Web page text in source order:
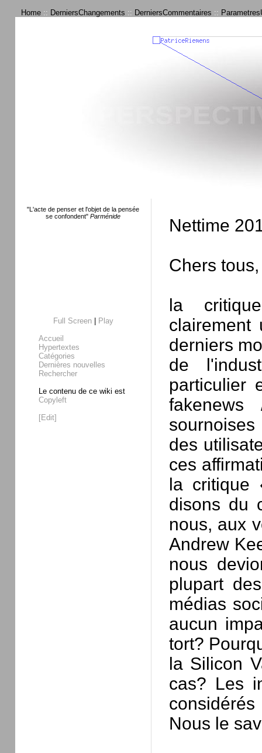
Home :: DerniersChangements :: DerniersCommentaires ::
"L'acte de penser et l'objet de la pensée
se confondent" Parménide
Full Screen|
Play
Accueil
Hypertextes
Catégories
Dernières nouvelles
Rechercher
Le contenu de ce wiki est
Copyleft
[Edit]
Nettime
Chers tous,
la
clairement
derniers
de
particulier
des
ces
la critique
disons du
nous, aux
Andrew
nous
plupart
médias
aucun
tort?
la Silicon
cas? Les
Nous le